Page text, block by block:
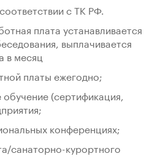
с ТК РФ.
плата устанавливается
выплачивается
в месяц
платы ежегодно;
(сертификация,
конференциях;
санаторно-курортного